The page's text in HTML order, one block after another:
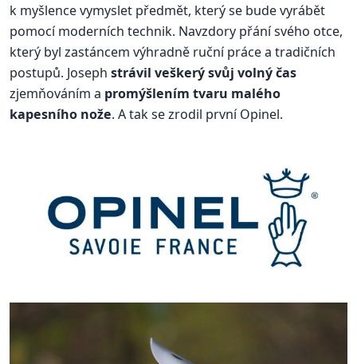
k myšlence vymyslet předmět, který se bude vyrábět
pomocí moderních technik. Navzdory přání svého otce,
který byl zastáncem výhradně ruční práce a tradičních
postupů. Joseph strávil veškerý svůj volný čas
zjemňováním a promýšlením tvaru malého
kapesního nože. A tak se zrodil první Opinel.